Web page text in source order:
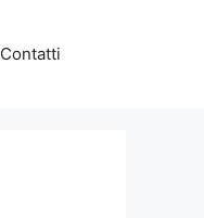
Contatti